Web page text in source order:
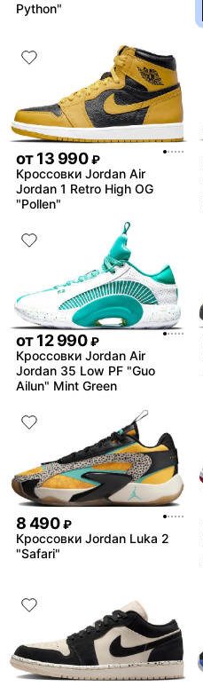
Python"
от13 990 ₽
Кроссовки Jordan Air
Jordan 1 Retro High OG
"Pollen"
от12 990 ₽
Кроссовки Jordan Air
Jordan 35 Low PF "Guo
Ailun" Mint Green
8 490 ₽
Кроссовки Jordan Luka 2
"Safari"